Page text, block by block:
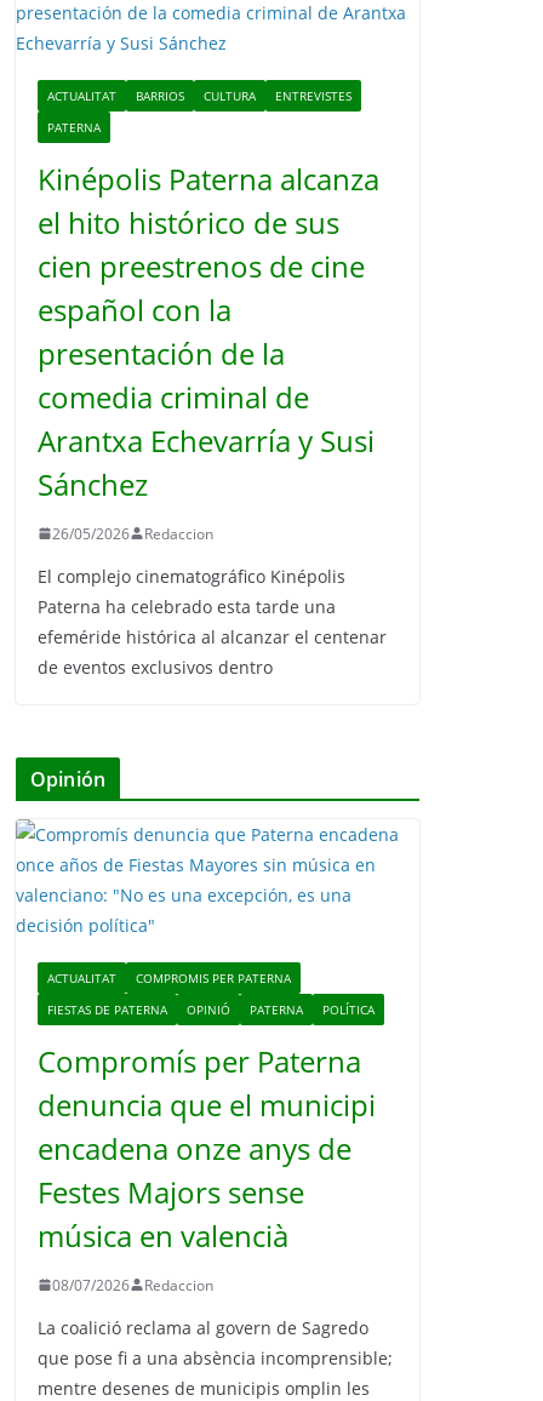
ACTUALITAT BARRIOS CULTURA
ENTREVISTES
PATERNA
Kinépolis Paterna alcanza
el hito histórico de sus
cien preestrenos de cine
español con la
presentación de la
comedia criminal de
Arantxa Echevarría y Susi
Sánchez
26/05/2026 Redaccion
El complejo cinematográfico Kinépolis
Paterna ha celebrado esta tarde una
efeméride histórica al alcanzar el centenar
de eventos exclusivos dentro
Opinión
ACTUALITAT
COMPROMIS PER PATERNA
FIESTAS DE PATERNA
OPINIÓ PATERNA POLÍTICA
Compromís per Paterna
denuncia que el municipi
encadena onze anys de
Festes Majors sense
música en valencià
08/07/2026 Redaccion
La coalició reclama al govern de Sagredo
que pose fi a una absència incomprensible;
mentre desenes de municipis omplin les